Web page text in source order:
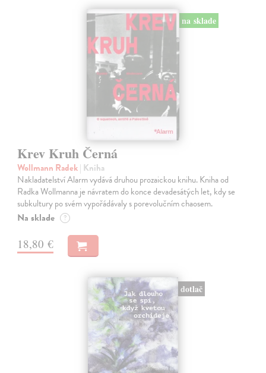
na sklade
Krev Kruh Černá
Wollmann Radek| Kniha
Nakladatelství Alarm vydává druhou prozaickou knihu. Kniha od
Radka Wollmanna je návratem do konce devadesátých let, kdy se
subkultury po svém vypořádávaly s porevolučním chaosem.
Na sklade ?
18,80 €
dotlač